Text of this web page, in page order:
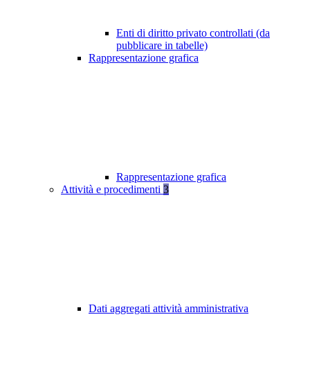
Enti di diritto privato controllati (da
pubblicare in tabelle)
Rappresentazione grafica
Rappresentazione grafica
Attività e procedimenti 3
Dati aggregati attività amministrativa